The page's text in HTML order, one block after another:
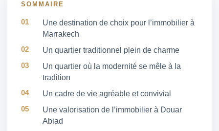
SOMMAIRE
Une destination de choix pour l’immobilier à
Marrakech
Un quartier traditionnel plein de charme
Un quartier où la modernité se mêle à la
tradition
Un cadre de vie agréable et convivial
Une valorisation de l’immobilier à Douar
Abiad